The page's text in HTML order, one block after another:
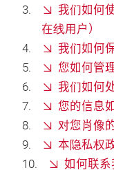
我们如何
在线用户）
我们如何
您如何管
我们如何
您的信息
对您肖像
本隐私权
如何联系